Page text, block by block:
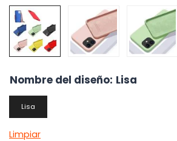
Nombre del diseño: Lisa
Lisa
Limpiar